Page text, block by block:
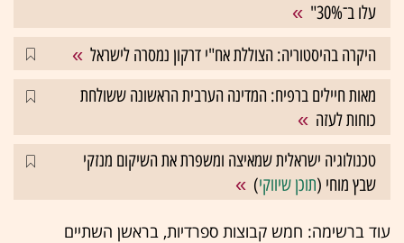
עלו ב־30%"
היקרה בהיסטוריה: הצוללת אח"י דרקון נמסרה לישראל
מאות חיילים ברפיח: המדינה הערבית הראשונה ששולחת
כוחות לעזה
טכנולוגיה ישראלית שמאיצה ומשפרת את השיקום מנזקי
שבץ מוחי (תוכן שיווקי)
עוד ברשימה: חמש קבוצות ספרדיות, בראשן השתיים